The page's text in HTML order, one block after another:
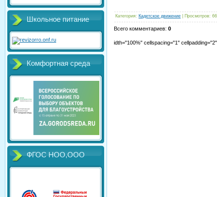
Школьное питание
Комфортная среда
ФГОС НОО,ООО
Категория: Кадетское движение Просмотров:
Всего комментариев: 0
idth="100%" cellspacing="1"